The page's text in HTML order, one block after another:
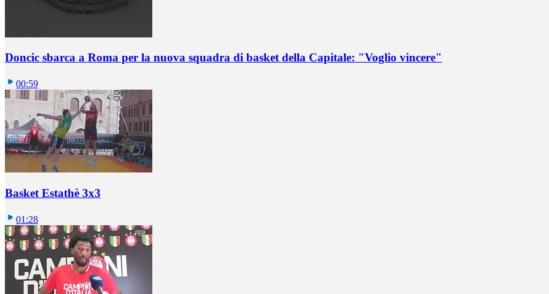
Doncic sbarca a Roma per la nuova squadra di basket della Capitale: "Voglio vincere"
00:59
Basket Estathè 3x3
01:28